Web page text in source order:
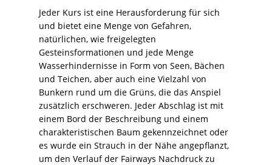
Jeder Kurs ist eine Herausforderung für sich
und bietet eine Menge von Gefahren,
natürlichen, wie freigelegten
Gesteinsformationen und jede Menge
Wasserhindernisse in Form von Seen, Bächen
und Teichen, aber auch eine Vielzahl von
Bunkern rund um die Grüns, die das Anspiel
zusätzlich erschweren. Jeder Abschlag ist mit
einem Bord der Beschreibung und einem
charakteristischen Baum gekennzeichnet oder
es wurde ein Strauch in der Nähe angepflanzt,
um den Verlauf der Fairways Nachdruck zu